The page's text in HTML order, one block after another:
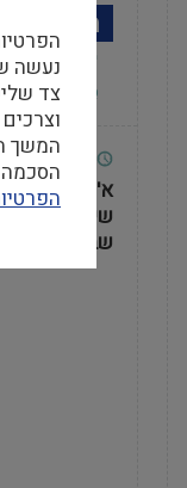
מידע
שעות
א' עד ה'- 10:00-16:00
שישי
- 10:00-14:00
שבת
צד
המשך
הסכמה